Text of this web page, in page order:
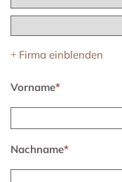
+ Firma einblenden
Vorname*
Nachname*